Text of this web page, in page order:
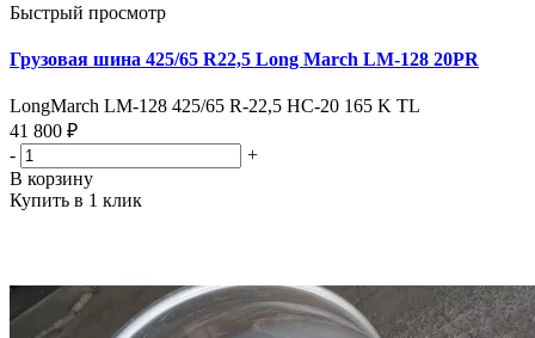
Быстрый просмотр
Грузовая шина 425/65 R22,5 Long March LM-128 20PR
LongMarch LM-128 425/65 R-22,5 НС-20 165 K TL
41 800 ₽
-
+
В корзину
Купить в 1 клик